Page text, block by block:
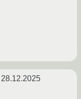
28.12.2025